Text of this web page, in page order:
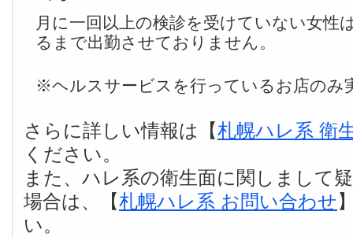
月に一回以上の検診を受けていない女性
るまで出勤させておりません。
※ヘルスサービスを行っているお店のみ
さらに詳しい情報は【札幌ハレ系 衛
ください。
また、ハレ系の衛生面に関しまして
場合は、【札幌ハレ系 お問い合わせ
い。